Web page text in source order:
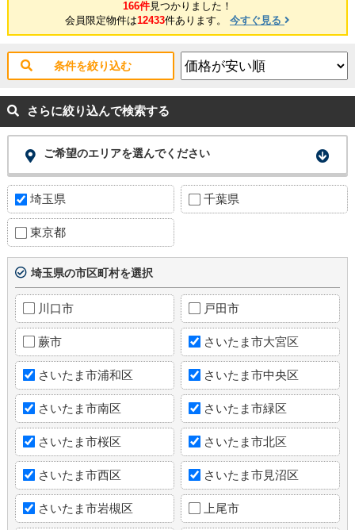
166件見つかりました！
会員限定物件は12433件あります。 今すぐ見る
条件を絞り込む
さらに絞り込んで検索する
ご希望のエリアを選んでください
埼玉県 千葉県
東京都
埼玉県の市区町村を選択
川口市 戸田市
蕨市 さいたま市大宮区
さいたま市浦和区 さいたま市中央区
さいたま市南区 さいたま市緑区
さいたま市桜区 さいたま市北区
さいたま市西区 さいたま市見沼区
さいたま市岩槻区 上尾市